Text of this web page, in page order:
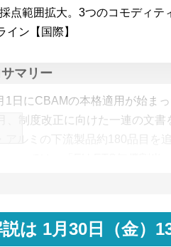
点範囲拡大。3つのコモディテ
イン【国際】
マリー
1日にCBAMの本格適用が始ま
、制度改正に向けた一連の文
アルミの下流製品約180品目を
していない土地関連活動・炭素
囲を拡張。除去量の算定には厳
は 1月30日（金）